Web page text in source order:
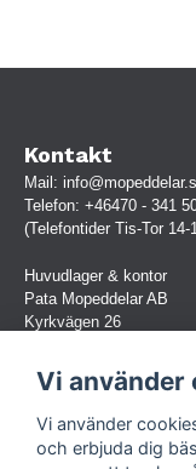
Kontakt
Mail:
Telefon: +46470 - 341
(Telefontider Tis-Tor 14-
Huvudlager & kontor
Pata Mopeddelar AB
Kyrkvägen 26
(OBS. Endast
Org.nr:
559030-5248
Jur. namn: Pata
Vi använder
Vi använder
och erbjuda dig